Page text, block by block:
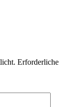
Erforderliche